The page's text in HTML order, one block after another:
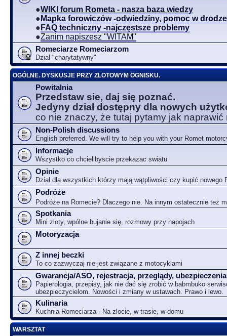
●WIKI forum Rometa - nasza baza wiedzy
● Mapka forowiczów -odwiedziny, pomoc w drodze
● FAQ techniczny -najczęstsze problemy
●Zanim napiszesz "WITAM"
Romeciarze Romeciarzom
Dział "charytatywny"
OGÓLNE. DYSKUSJE PRZY ZLOTOWYM OGNISKU.
Powitalnia
Przedstaw sie, daj się poznać.
Jedyny dział dostępny dla nowych
co nie znaczy, że tutaj pytamy jak naprawić
Non-Polish discussions
English preferred. We will try to help you with your Romet
Informacje
Wszystko co chcielibyscie przekazac swiatu
Opinie
Dział dla wszystkich którzy mają wątpliwości czy kupić nowego
Podróże
Podróże na Romecie? Dlaczego nie. Na innym ostatecznie też
Spotkania
Mini zloty, wpólne bujanie się, rozmowy przy napojach
Motoryzacja
Z innej beczki
To co zazwyczaj nie jest związane z motocyklami
Gwarancja/ASO, rejestracja, przeglądy,
Papierologia, przepisy, jak nie dać się zrobić w babmbuko
ubezpieczycielom. Nowości i zmiany w ustawach. Prawo i lewo.
Kulinaria
Kuchnia Romeciarza - Na zlocie, w trasie, w domu
WARSZTAT